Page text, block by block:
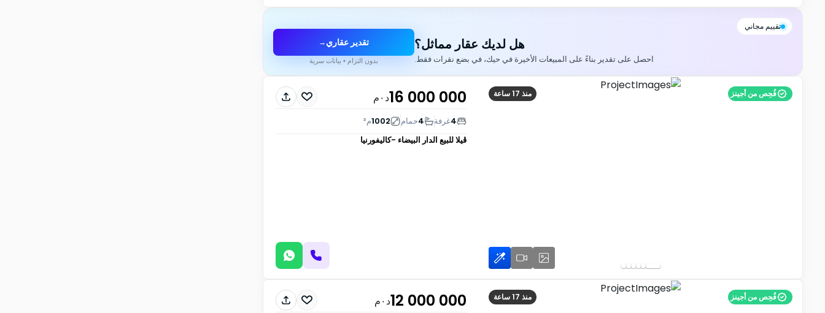
تقييم مجاني
هل لديك عقار مماثل؟
احصل على تقدير بناءً على المبيعات الأخيرة في حيك، في بضع نقرات فقط.
تقدير عقاري →
بدون التزام • بيانات سرية
منذ 17 ساعة فُحِص من أجينز 16 000 000د٠م
4غرفة 4حمام 1002م²
ڤيلا للبيع الدار البيضاء -كاليفورنيا
منذ 17 ساعة فُحِص من أجينز 12 000 000د٠م